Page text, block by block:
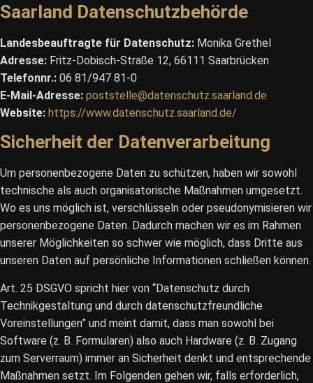
Saarland Datenschutzbehörde
Landesbeauftragte für Datenschutz: Monika Grethel
Adresse: Fritz-Dobisch-Straße 12, 66111 Saarbrücken
Telefonnr.: 06 81/947 81-0
E-Mail-Adresse: poststelle@datenschutz.saarland.de
Website: https://www.datenschutz.saarland.de/
Sicherheit der Datenverarbeitung
Um personenbezogene Daten zu schützen, haben wir sowohl
technische als auch organisatorische Maßnahmen umgesetzt.
Wo es uns möglich ist, verschlüsseln oder pseudonymisieren wir
personenbezogene Daten. Dadurch machen wir es im Rahmen
unserer Möglichkeiten so schwer wie möglich, dass Dritte aus
unseren Daten auf persönliche Informationen schließen können.
Art. 25 DSGVO spricht hier von “Datenschutz durch
Technikgestaltung und durch datenschutzfreundliche
Voreinstellungen” und meint damit, dass man sowohl bei
Software (z. B. Formularen) also auch Hardware (z. B. Zugang
zum Serverraum) immer an Sicherheit denkt und entsprechende
Maßnahmen setzt. Im Folgenden gehen wir, falls erforderlich,